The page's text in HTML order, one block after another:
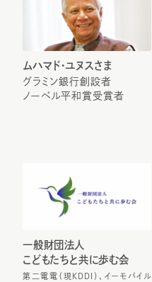
ムハマド・ユヌスさま
グラミン銀行創設者
ノーベル平和賞受賞者
一般財団法人
こどもたちと共に歩む会
第二電電（現KDDI）、イーモバイル